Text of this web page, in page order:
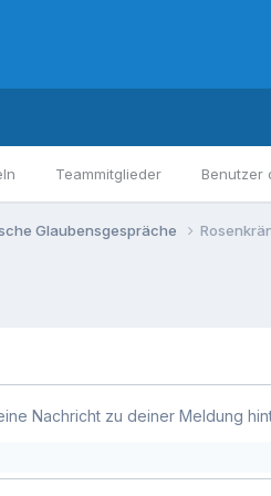
Teammitglieder Benutzer
Glaubensgespräche
Nachricht zu deiner Meldung